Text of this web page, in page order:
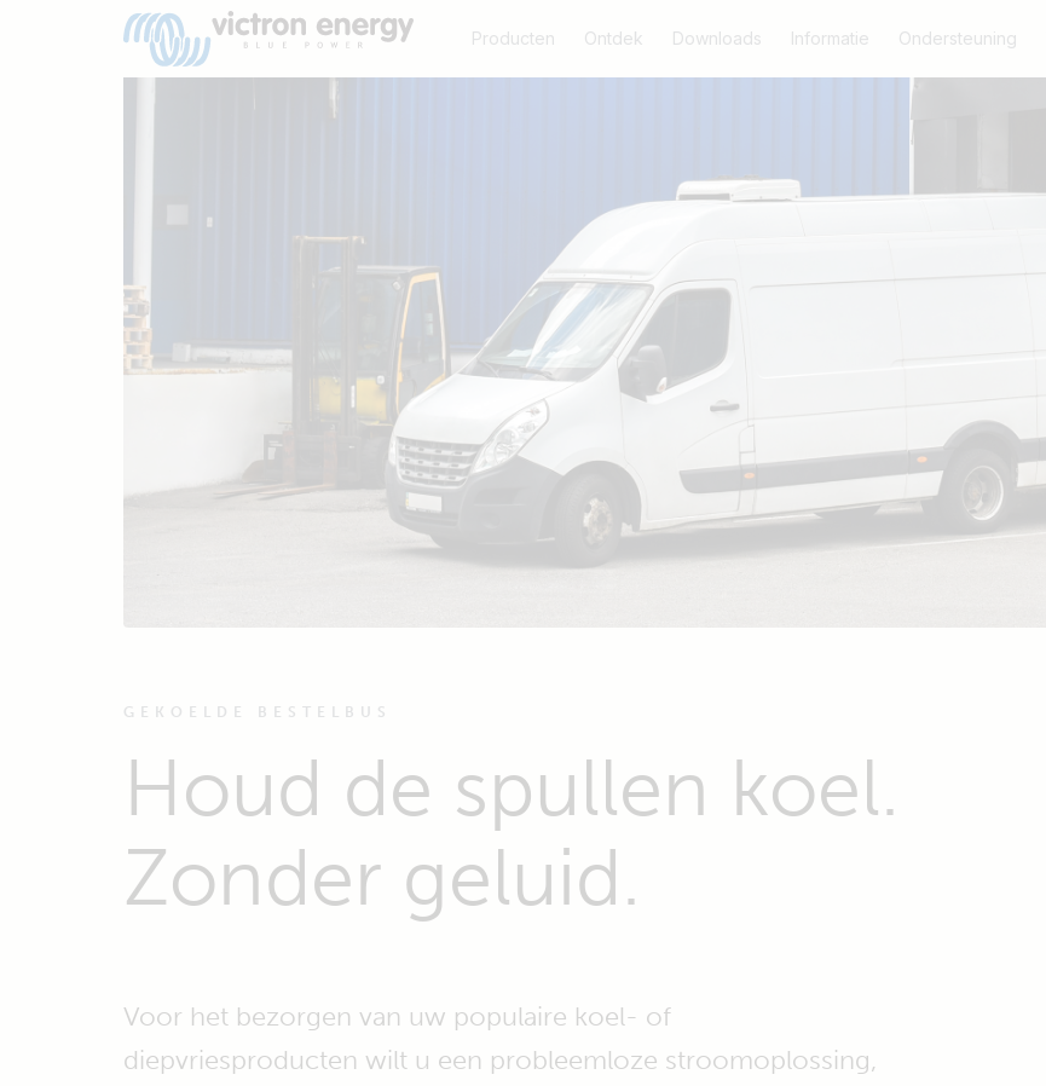
Producten Ontdek Downloads Informatie Ondersteuning
GEKOELDE BESTELBUS
Houd de spullen koel.
Zonder geluid.
Voor het bezorgen van uw populaire koel- of
diepvriesproducten wilt u een probleemloze stroomoplossing,